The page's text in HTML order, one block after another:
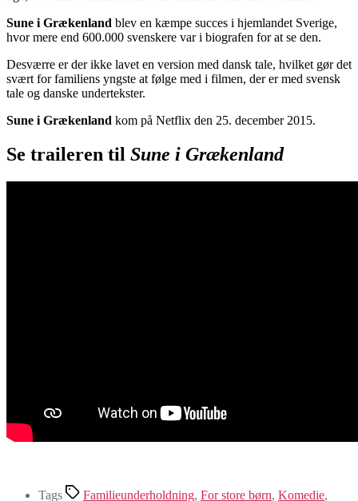
Sune i Grækenland blev en kæmpe succes i hjemlandet Sverige,
hvor mere end 600.000 svenskere var i biografen for at se den.
Desværre er der ikke lavet en version med dansk tale, hvilket gør det
svært for familiens yngste at følge med i filmen, der er med svensk
tale og danske undertekster.
Sune i Grækenland kom på Netflix den 25. december 2015.
Se traileren til Sune i Grækenland
Tags Familieunderholdning, For store børn, Komedie,